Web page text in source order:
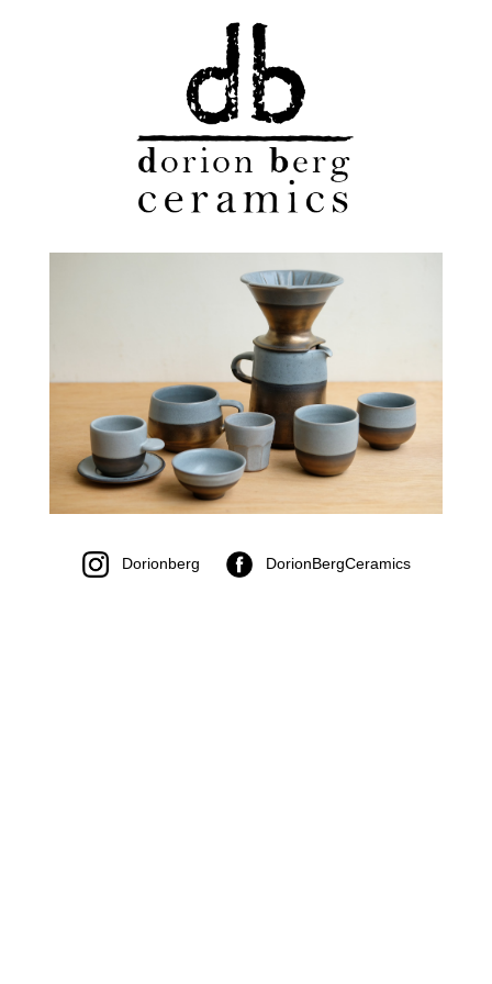
Dorionberg DorionBergCeramics